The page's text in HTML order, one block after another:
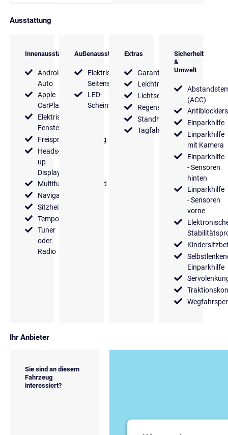
Ausstattung
Innenausstattung
Android
Auto
Apple
CarPlay
Elektrische
Fensterheber
Freisprecheinrichtung
Heads-
up
Display
Multifunktionslenkrad
Navigationssystem
Sitzheizung
Tempomat
Tuner
oder
Radio
Außenausstattung
Elektrische
Seitenspiegel
LED-
Scheinwerfer
Extras
Garantie
Leichtmetallfelgen
Lichtsensor
Regensensor
Standheizung
Tagfahrlicht
Sicherheit
&
Umwelt
(ACC)
Einparkhilfe
Einparkhilfe
mit Kamera
Einparkhilfe
- Sensoren
hinten
Einparkhilfe
- Sensoren
vorne
Einparkhilfe
Ihr Anbieter
Sie sind an diesem
Fahrzeug
interessiert?